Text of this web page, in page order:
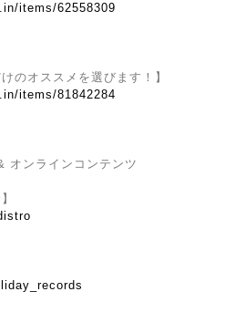
items/62558309
のオススメを選びます！】
items/81842284
オンラインコンテンツ